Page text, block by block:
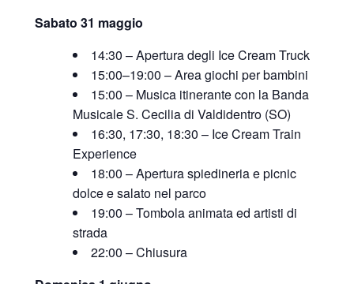
Sabato 31 maggio
14:30 – Apertura degli Ice Cream Truck
15:00–19:00 – Area giochi per bambini
15:00 – Musica itinerante con la Banda
Musicale S. Cecilia di Valdidentro (SO)
16:30, 17:30, 18:30 – Ice Cream Train
Experience
18:00 – Apertura spiedineria e picnic
dolce e salato nel parco
19:00 – Tombola animata ed artisti di
strada
22:00 – Chiusura